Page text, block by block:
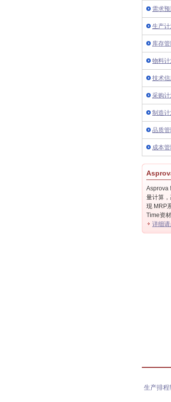
需求预
生产计
库存管
物料计
技术
采购
制造
品质管
成本管
Asprova
量计算
现 MRP
Time资材
详细请
生产排